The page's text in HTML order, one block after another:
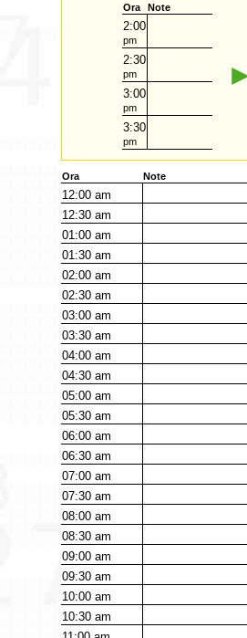
Ora Note
2:00
pm
2:30
pm
3:00
pm
3:30
pm
Ora Note
12:00am
12:30am
01:00am
01:30am
02:00am
02:30am
03:00am
03:30am
04:00am
04:30am
05:00am
05:30am
06:00am
06:30am
07:00am
07:30am
08:00am
08:30am
09:00am
09:30am
10:00am
10:30am